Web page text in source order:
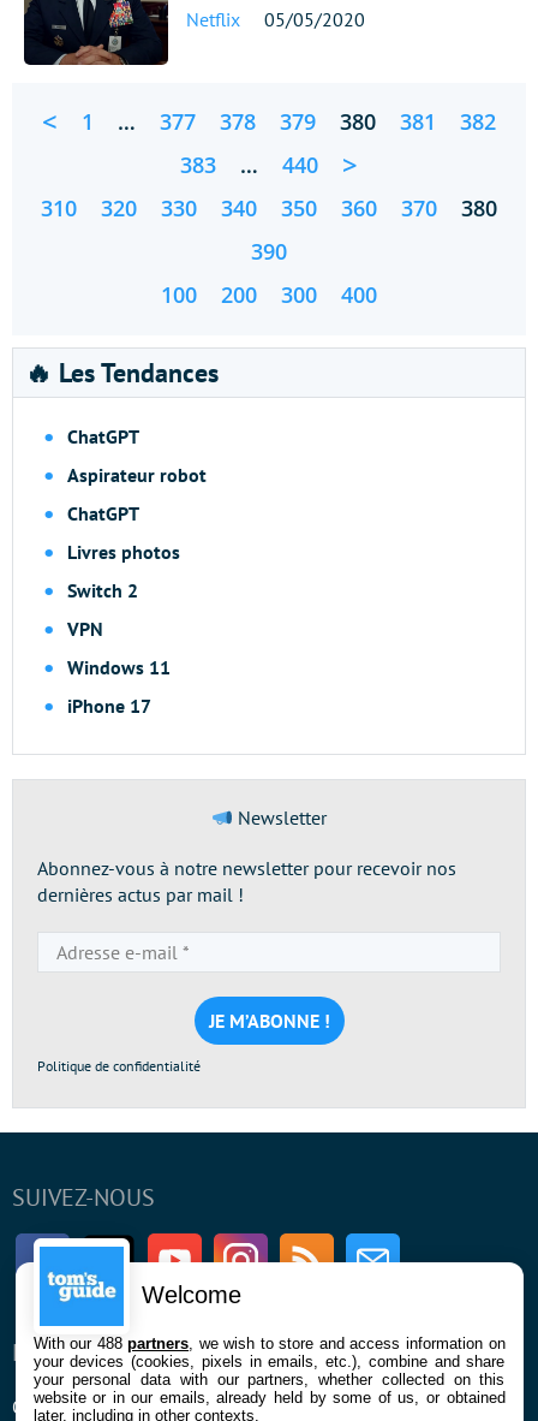
Netflix 05/05/2020
< 1 … 377 378 379 380 381
382
383
… 440 >
310 320 330 340 350 360 370
380
390
100
200 300 400
🔥 Les Tendances
ChatGPT
Aspirateur robot
ChatGPT
Livres photos
Switch 2
VPN
Windows 11
iPhone 17
Newsletter
Abonnez-vous à notre newsletter pour recevoir nos
dernières actus par mail !
e-
mail
*
Politique de confidentialité
SUIVEZ-NOUS
FacebookTwitter Youtube InstagramRSS Newsletter
ENTREPRISE
Qui sommes nous
À PROPOS
La rédaction
Welcome
With our 488partners , we wish to store and access information on
your devices (cookies, pixels in emails, etc.), combine and share
your personal data with our partners, whether collected on this
website or in our emails, already held by some of us, or obtained
later, including in other contexts.